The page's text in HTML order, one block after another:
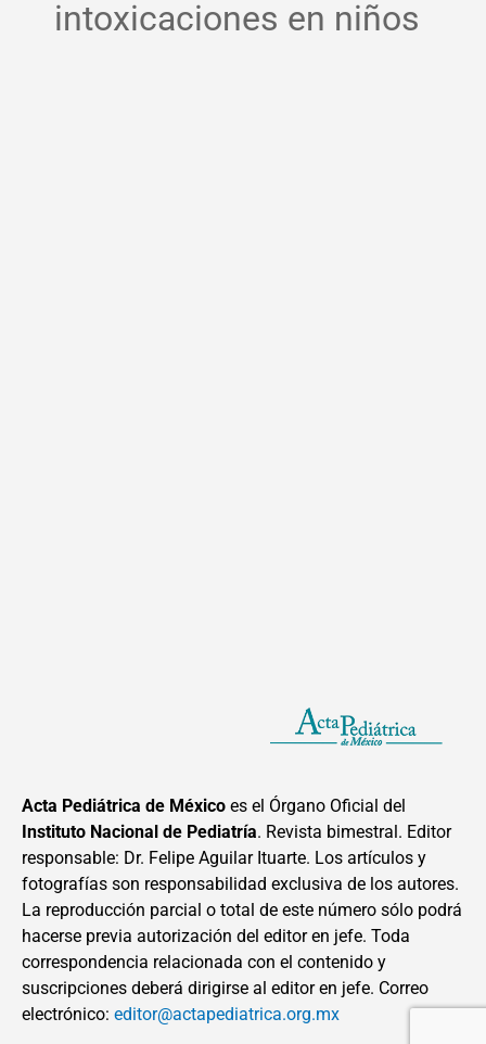
intoxicaciones en niños
Acta Pediátrica de México es el Órgano Oficial del
Instituto Nacional de Pediatría. Revista bimestral. Editor
responsable: Dr. Felipe Aguilar Ituarte. Los artículos y
fotografías son responsabilidad exclusiva de los autores.
La reproducción parcial o total de este número sólo podrá
hacerse previa autorización del editor en jefe. Toda
correspondencia relacionada con el contenido y
suscripciones deberá dirigirse al editor en jefe. Correo
electrónico: editor@actapediatrica.org.mx